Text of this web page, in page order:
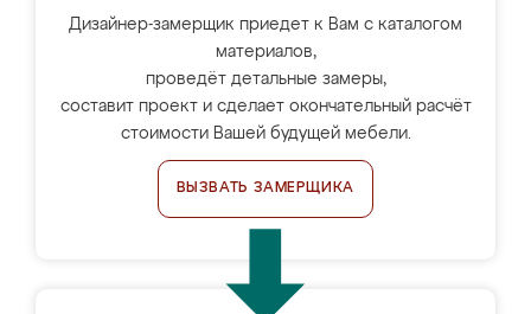
Дизайнер-замерщик приедет к Вам с каталогом
материалов,
проведёт детальные замеры,
составит проект и сделает окончательный расчёт
стоимости Вашей будущей мебели.
ВЫЗВАТЬ ЗАМЕРЩИКА